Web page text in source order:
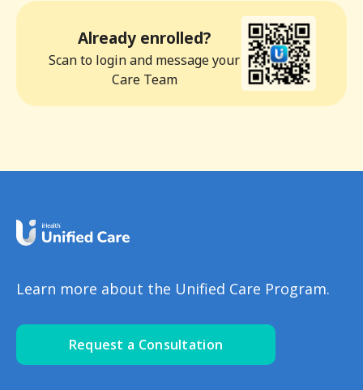
Already enrolled?
Scan to login and message your
Care Team
Learn more about the Unified Care Program.
Request a Consultation